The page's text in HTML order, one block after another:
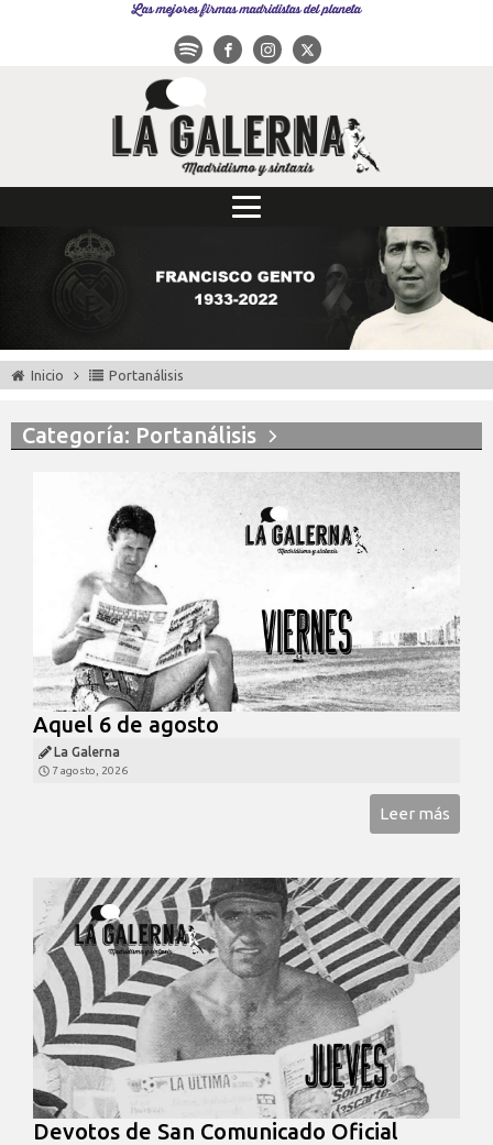
Las mejores firmas madridistas del planeta
Inicio Portanálisis
Categoría: Portanálisis
Aquel 6 de agosto
La Galerna
7 agosto, 2026
Leer más
Devotos de San Comunicado Oficial